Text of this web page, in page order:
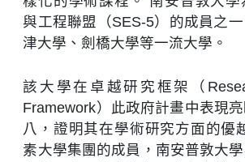
與工程聯盟（SES-5）的成員之
津大學、劍橋大學等一流大學。
該大學在卓越研究框架（
Framework）此政府計畫中表現
八，證明其在學術研究方面的優
素大學集團的成員，南安普敦大